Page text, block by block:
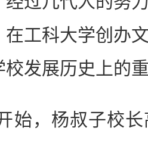
在工科大学创办
校发展历史上的
，杨叔子校长